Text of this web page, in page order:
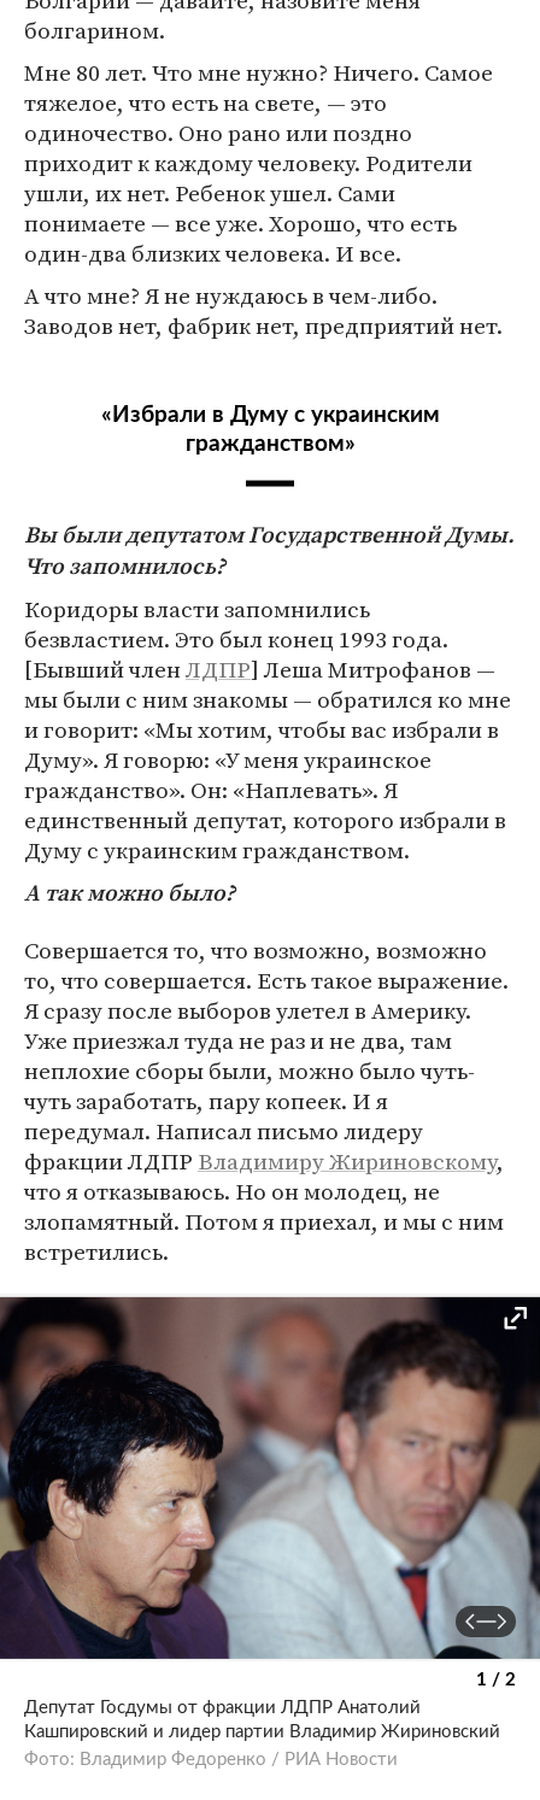
болгарином.
Мне 80 лет. Что мне нужно? Ничего. Самое
тяжелое, что есть на свете, — это
одиночество. Оно рано или поздно
приходит к каждому человеку. Родители
ушли, их нет. Ребенок ушел. Сами
понимаете — все уже. Хорошо, что есть
один-два близких человека. И все.
А что мне? Я не нуждаюсь в чем-либо.
Заводов нет, фабрик нет, предприятий нет.
«Избрали в Думу с украинским
гражданством»
Вы были депутатом Государственной Думы.
Что запомнилось?
Коридоры власти запомнились
безвластием. Это был конец 1993 года.
[Бывший членЛДПР] Леша Митрофанов —
мы были с ним знакомы — обратился ко мне
и говорит: «Мы хотим, чтобы вас избрали в
Думу». Я говорю: «У меня украинское
гражданство». Он: «Наплевать». Я
единственный депутат, которого избрали в
Думу с украинским гражданством.
А так можно было?
Совершается то, что возможно, возможно
то, что совершается. Есть такое выражение.
Я сразу после выборов улетел в Америку.
Уже приезжал туда не раз и не два, там
неплохие сборы были, можно было чуть-
чуть заработать, пару копеек. И я
передумал. Написал письмо лидеру
фракции ЛДПР Владимиру Жириновскому,
что я отказываюсь. Но он молодец, не
злопамятный. Потом я приехал, и мы с ним
встретились.
1 / 2
Депутат Госдумы от фракции ЛДПР Анатолий
Кашпировский и лидер партии Владимир Жириновский
Фото: Владимир Федоренко / РИА Новости